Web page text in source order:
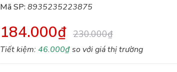
Mã SP:8935235223875
184.000₫ 230.000₫
Tiết kiệm:46.000₫so với giá thị trường